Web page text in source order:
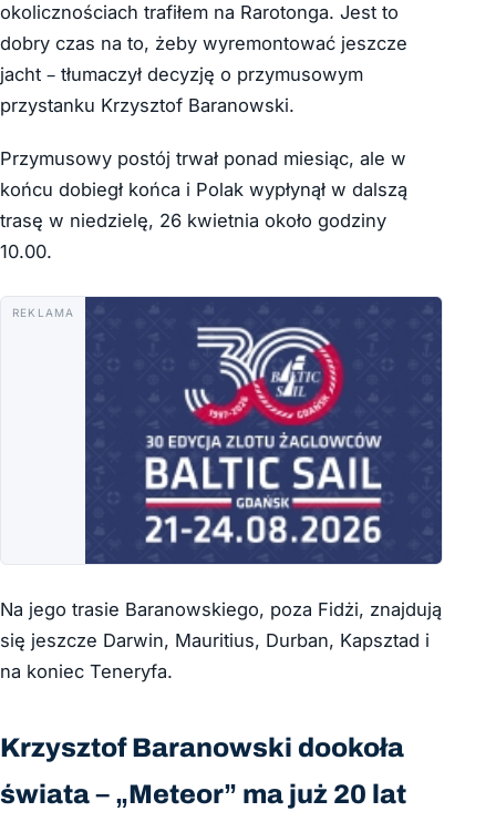
okolicznościach trafiłem na Rarotonga. Jest to
dobry czas na to, żeby wyremontować jeszcze
jacht – tłumaczył decyzję o przymusowym
przystanku Krzysztof Baranowski.
Przymusowy postój trwał ponad miesiąc, ale w
końcu dobiegł końca i Polak wypłynął w dalszą
trasę w niedzielę, 26 kwietnia około godziny
10.00.
REKLAMA
Na jego trasie Baranowskiego, poza Fidżi, znajdują
się jeszcze Darwin, Mauritius, Durban, Kapsztad i
na koniec Teneryfa.
Krzysztof Baranowski dookoła
świata – „Meteor” ma już 20 lat